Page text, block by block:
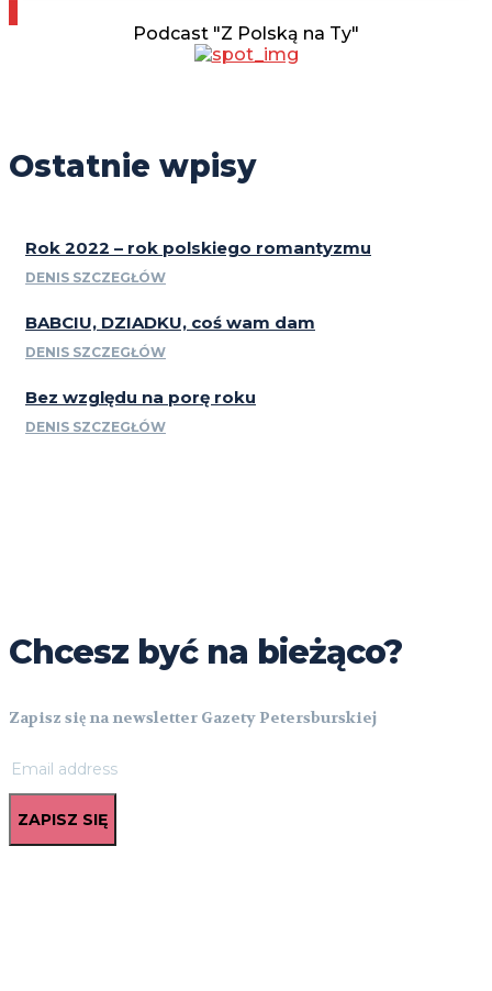
Podcast "Z Polską na Ty"
Ostatnie wpisy
Rok 2022 – rok polskiego romantyzmu
DENIS SZCZEGŁÓW
BABCIU, DZIADKU, coś wam dam
DENIS SZCZEGŁÓW
Bez względu na porę roku
DENIS SZCZEGŁÓW
Chcesz być na bieżąco?
Zapisz się na newsletter Gazety Petersburskiej
ZAPISZ SIĘ